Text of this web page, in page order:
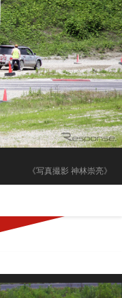
《写真撮影 神林崇亮》